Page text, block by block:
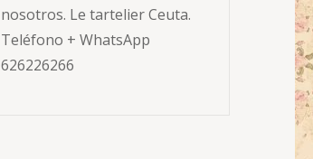
nosotros. Le tartelier Ceuta.
Teléfono + WhatsApp
626226266